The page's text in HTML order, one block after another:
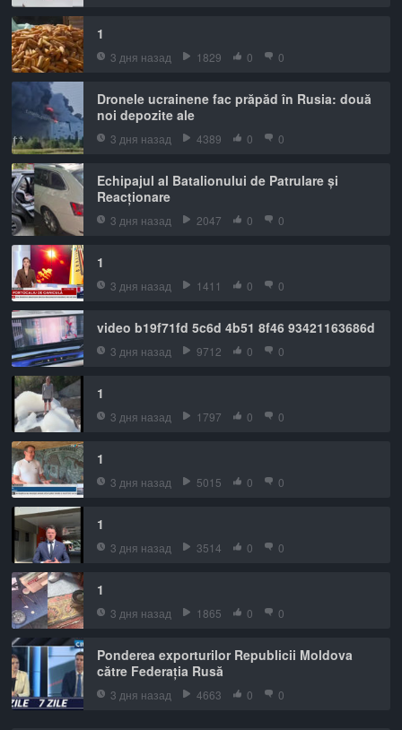
1
3 дня назад 1829 0 0
Dronele ucrainene fac prăpăd în Rusia: două
noi depozite ale
3 дня назад 4389 0 0
Echipajul al Batalionului de Patrulare și
Reacționare
3 дня назад 2047 0 0
1
3 дня назад 1411 0 0
video b19f71fd 5c6d 4b51 8f46 93421163686d
3 дня назад 9712 0 0
1
3 дня назад 1797 0 0
1
3 дня назад 5015 0 0
1
3 дня назад 3514 0 0
1
3 дня назад 1865 0 0
Ponderea exporturilor Republicii Moldova
către Federația Rusă
3 дня назад 4663 0 0